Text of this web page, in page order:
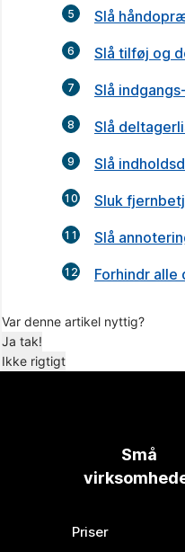
5 Slå
6 Slå tilføj og
7 Slå
8 Slå
9 Slå
10 Sluk
11 Slå
12 Forhindr
Var denne artikel nyttig?
Ja tak!
Ikke rigtigt
Små
Priser